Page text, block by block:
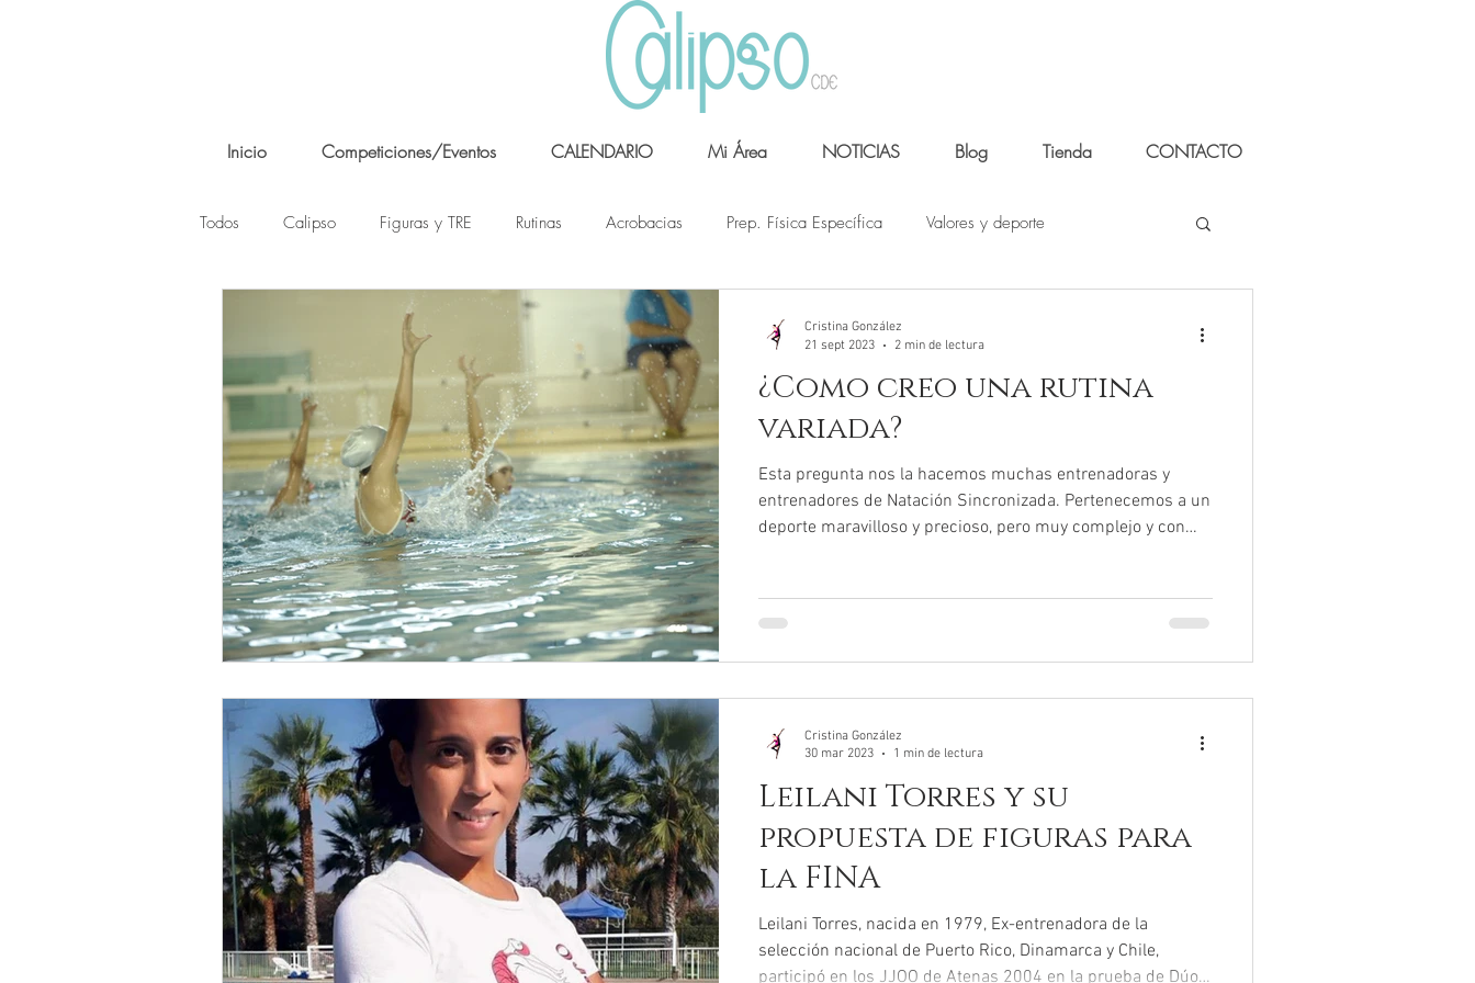
Inicio Competiciones/Eventos CALENDARIO Mi Área NOTICIAS Blog Tienda CONTACTO
Todos Calipso Figuras y TRE Rutinas Acrobacias Prep. Física Específica Valores y deporte
¿Como creo una rutina
variada?
Esta pregunta nos la hacemos muchas entrenadoras y
entrenadores de Natación Sincronizada. Pertenecemos a un
deporte maravilloso y precioso, pero muy complejo y con
fluidas, así como variadas. Cuando pienses en la creatividad
de tus brazos, intenta no repetir. Pon algunos rectos,
Cristina González
21 sept 2023
2 min de lectura
Leilani Torres y su
propuesta de figuras para
la FINA
Leilani Torres, nacida en 1979, Ex-entrenadora de la
selección nacional de Puerto Rico, Dinamarca y Chile,
participó en los JJOO de Atenas 2004 en la prueba de Dúo:
Cristina González
30 mar 2023
1 min de lectura